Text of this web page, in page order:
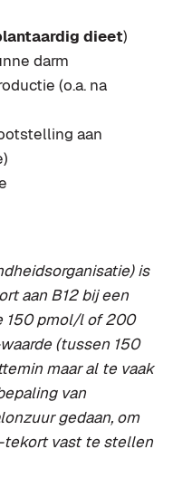
dieet)
darm
(o.a. na
aan
is
aan B12 bij een
150 pmol/l of 200
(tussen 150
maar al te vaak
van
gedaan, om
tekort vast te stellen